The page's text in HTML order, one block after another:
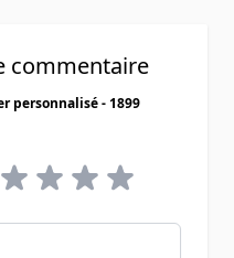
commentaire
personnalisé - 1899